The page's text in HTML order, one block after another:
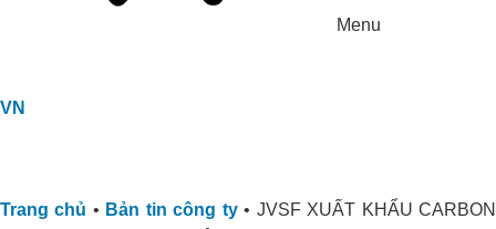
Menu
VN
Trang chủ • Bản tin công ty• JVSF XUẤT KHẨU CARBON